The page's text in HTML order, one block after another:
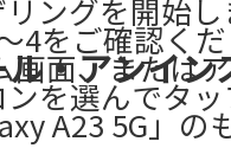
ングを開始し
4をご確認く
画面、または
を選んでタ
A23 5G」の
・アンイン